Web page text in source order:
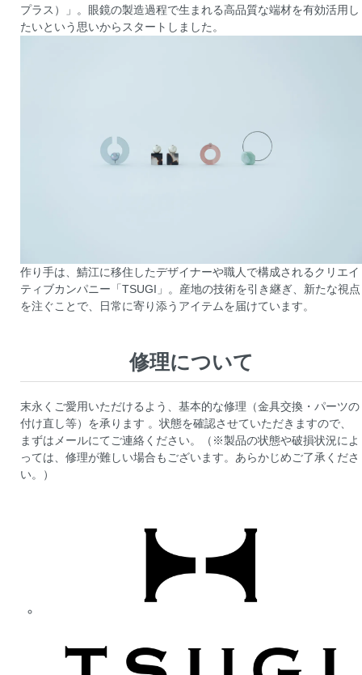
プラス）」。眼鏡の製造過程で生まれる高品質な端材を有効活用し
たいという思いからスタートしました。
作り手は、鯖江に移住したデザイナーや職人で構成されるクリエイ
ティブカンパニー「TSUGI」。産地の技術を引き継ぎ、新たな視点
を注ぐことで、日常に寄り添うアイテムを届けています。
修理について
末永くご愛用いただけるよう、基本的な修理（金具交換・パーツの
付け直し等）を承ります 。状態を確認させていただきますので、
まずはメールにてご連絡ください。（※製品の状態や破損状況によ
っては、修理が難しい場合もございます。あらかじめご了承くださ
い。）